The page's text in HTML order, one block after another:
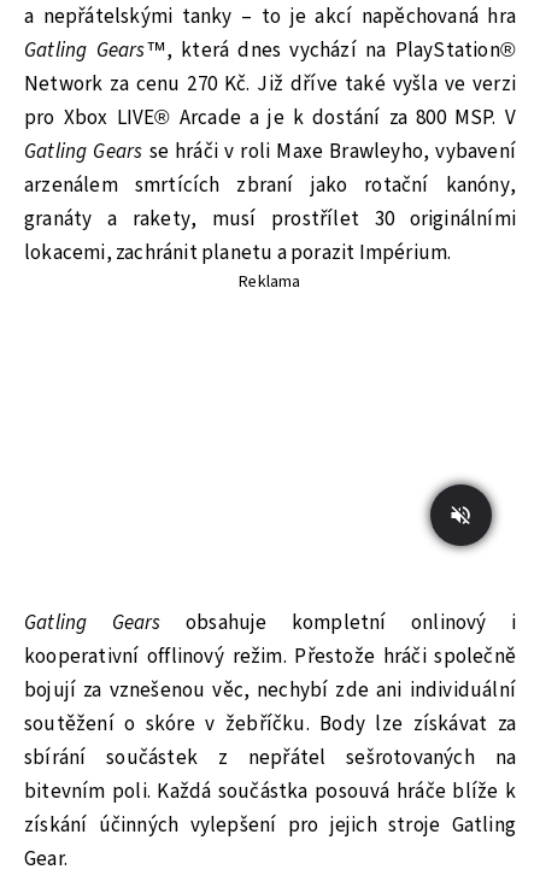
a nepřátelskými tanky – to je akcí napěchovaná hra
Gatling Gears™, která dnes vychází na PlayStation®
Network za cenu 270 Kč. Již dříve také vyšla ve verzi
pro Xbox LIVE® Arcade a je k dostání za 800 MSP. V
Gatling Gears se hráči v roli Maxe Brawleyho, vybavení
arzenálem smrtících zbraní jako rotační kanóny,
granáty a rakety, musí prostřílet 30 originálními
lokacemi, zachránit planetu a porazit Impérium.
Reklama
Gatling Gears obsahuje kompletní onlinový i
kooperativní offlinový režim. Přestože hráči společně
bojují za vznešenou věc, nechybí zde ani individuální
soutěžení o skóre v žebříčku. Body lze získávat za
sbírání součástek z nepřátel sešrotovaných na
bitevním poli. Každá součástka posouvá hráče blíže k
získání účinných vylepšení pro jejich stroje Gatling
Gear.